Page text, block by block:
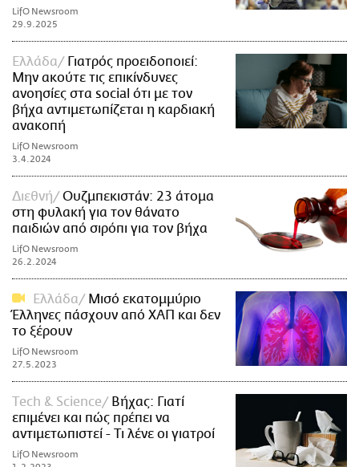
LifO Newsroom
29.9.2025
Ελλάδα
Γιατρός προειδοποιεί:
Μην ακούτε τις επικίνδυνες
ανοησίες στα social ότι με τον
βήχα αντιμετωπίζεται η καρδιακή
ανακοπή
LifO Newsroom
3.4.2024
Διεθνή
Ουζμπεκιστάν: 23 άτομα
στη φυλακή για τον θάνατο
παιδιών από σιρόπι για τον βήχα
LifO Newsroom
26.2.2024
Ελλάδα
Μισό εκατομμύριο
Έλληνες πάσχουν από ΧΑΠ και δεν
το ξέρουν
LifO Newsroom
27.5.2023
Τech & Science
Βήχας: Γιατί
επιμένει και πώς πρέπει να
αντιμετωπιστεί - Τι λένε οι γιατροί
LifO Newsroom